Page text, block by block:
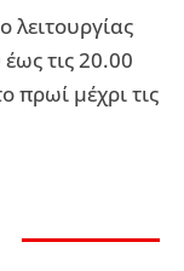
τις 20.00
πρωί μέχρι τις